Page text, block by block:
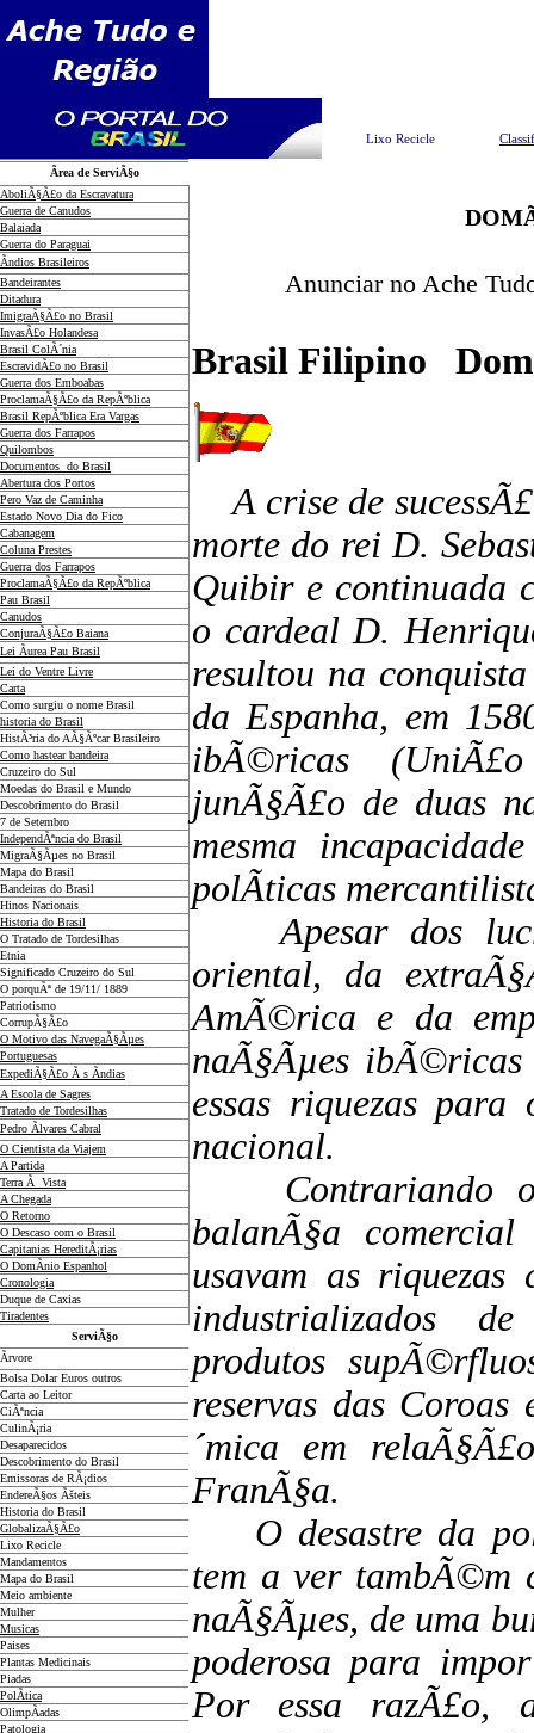
Lixo Recicle
Ãrea de ServiÃ§o
AboliÃ§Ã£o da Escravatura
Guerra de Canudos
Balaiada
Guerra do Paraguai
Ãndios Brasileiros
Bandeirantes
Ditadura
ImigraÃ§Ã£o no Brasil
InvasÃ£o Holandesa
Brasil ColÃ´nia
EscravidÃ£o no Brasil
Guerra dos Emboabas
ProclamaÃ§Ã£o da RepÃºblica
Brasil RepÃºblica Era Vargas
Guerra dos Farrapos
Quilombos
Documentos do Brasil
Abertura dos Portos
Pero Vaz de Caminha
Estado Novo Dia do Fico
Cabanagem
Coluna Prestes
Guerra dos Farrapos
ProclamaÃ§Ã£o da RepÃºblica
Pau Brasil
Canudos
ConjuraÃ§Ã£o Baiana
Lei Ãurea Pau Brasil
Lei do Ventre Livre
Carta
Como surgiu o nome Brasil
historia do Brasil
HistÃ³ria do AÃ§Ãºcar Brasileiro
Como hastear bandeira
Cruzeiro do Sul
Moedas do Brasil e Mundo
Descobrimento do Brasil
7 de Setembro
IndependÃªncia do Brasil
MigraÃ§Ãµes no Brasil
Mapa do Brasil
Bandeiras do Brasil
Hinos Nacionais
Historia do Brasil
O Tratado de Tordesilhas
Etnia
Significado Cruzeiro do Sul
O porquÃª de 19/11/ 1889
Patriotismo
CorrupÃ§Ã£o
O Motivo das NavegaÃ§Ãµes
Portuguesas
ExpediÃ§Ã£o Ã s Ãndias
A Escola de Sagres
Tratado de Tordesilhas
Pedro Ãlvares Cabral
O Cientista da Viajem
A Partida
Terra Ã Vista
A Chegada
O Retorno
O Descaso com o Brasil
Capitanias HereditÃ¡rias
O DomÃ­nio Espanhol
Cronologia
Duque de Caxias
Tiradentes
ServiÃ§o
Ãrvore
Bolsa Dolar Euros outros
Carta ao Leitor
CiÃªncia
CulinÃ¡ria
Desaparecidos
Descobrimento do Brasil
Emissoras de RÃ¡dios
EndereÃ§os Ãšteis
Historia do Brasil
GlobalizaÃ§Ã£o
Lixo Recicle
Mandamentos
Mapa do Brasil
Meio ambiente
Mulher
Musicas
Paises
Plantas Medicinais
Piadas
PolÃ­tica
OlimpÃ­adas
Patologia
Anunciar no Ache
Brasil Filipino
A crise de
morte do rei D.
Quibir e continuada
o cardeal D.
resultou na
da Espanha, em
ibÃ©ricas
junÃ§Ã£o de duas
mesma
polÃ­ticas
Apesar dos
oriental, da
AmÃ©rica e da
naÃ§Ãµes
essas riquezas para
nacional.
Contrariando o
balanÃ§a comercial
usavam as
industrializados
produtos
reservas das Coroas
´mica em
FranÃ§a.
O desastre da
tem a ver tambÃ©m
naÃ§Ãµes, de uma
poderosa para
Por essa razÃ£o,